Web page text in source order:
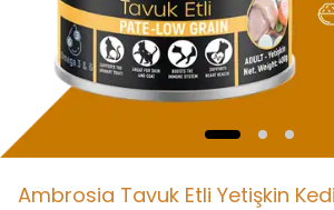
Ambrosia Tavuk Etli Yetişkin